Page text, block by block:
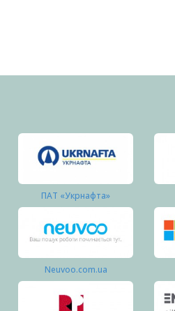
ПАТ «Укрнафта»
Neuvoo.com.ua